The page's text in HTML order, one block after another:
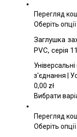
Перегляд
Оберіть опції
Заглушка
PVC, серія
з'єднання |
0,00 zł
Вибрати
Перегляд
Оберіть опції